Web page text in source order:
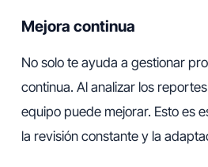
Mejora continua
No solo te ayuda a gestionar
continua. Al analizar los
equipo puede mejorar. Esto es
la revisión constante y la